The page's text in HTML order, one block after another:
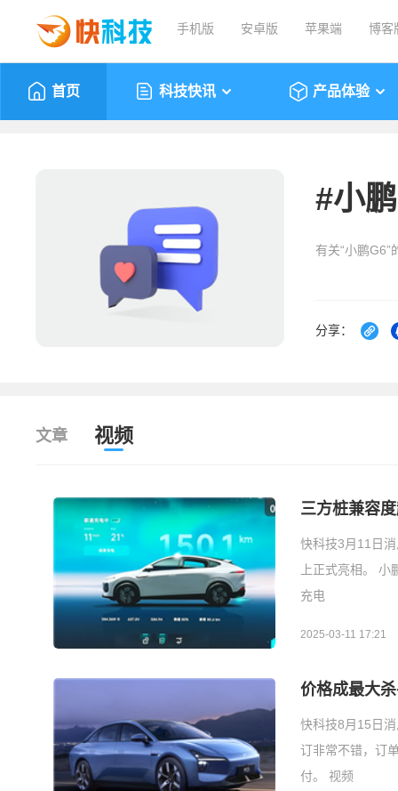
手机版 安卓版 苹果端 博客
首页 科技快讯 产品体验
#小
有关“小鹏G6”
分享：
文章 视频
三方桩兼容
快科技3月11日
上正式亮相。
充电
2025-03-11 17:21
价格成最大
快科技8月15日
订非常不错，订
付。 视频